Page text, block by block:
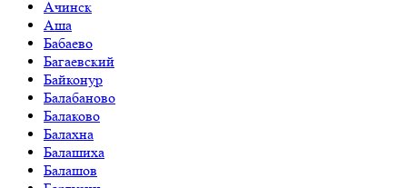
Ачинск
Аша
Бабаево
Багаевский
Байконур
Балабаново
Балаково
Балахна
Балашиха
Балашов